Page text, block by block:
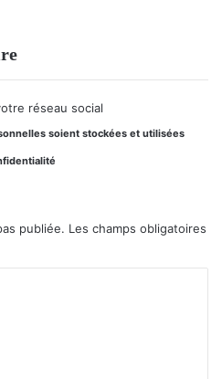
réseau social
soient stockées et utilisées
publiée. Les champs obligatoires